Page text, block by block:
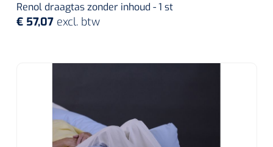
Renol draagtas zonder inhoud - 1 st
€ 57,07 excl. btw